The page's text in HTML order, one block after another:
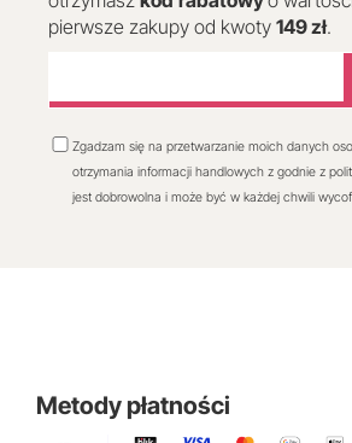
pierwsze zakupy od kwoty 149 zł.
Zgadzam się na przetwarzanie moich danych
otrzymania informacji handlowych z godnie z
jest dobrowolna i może być w każdej chwili
Metody płatności